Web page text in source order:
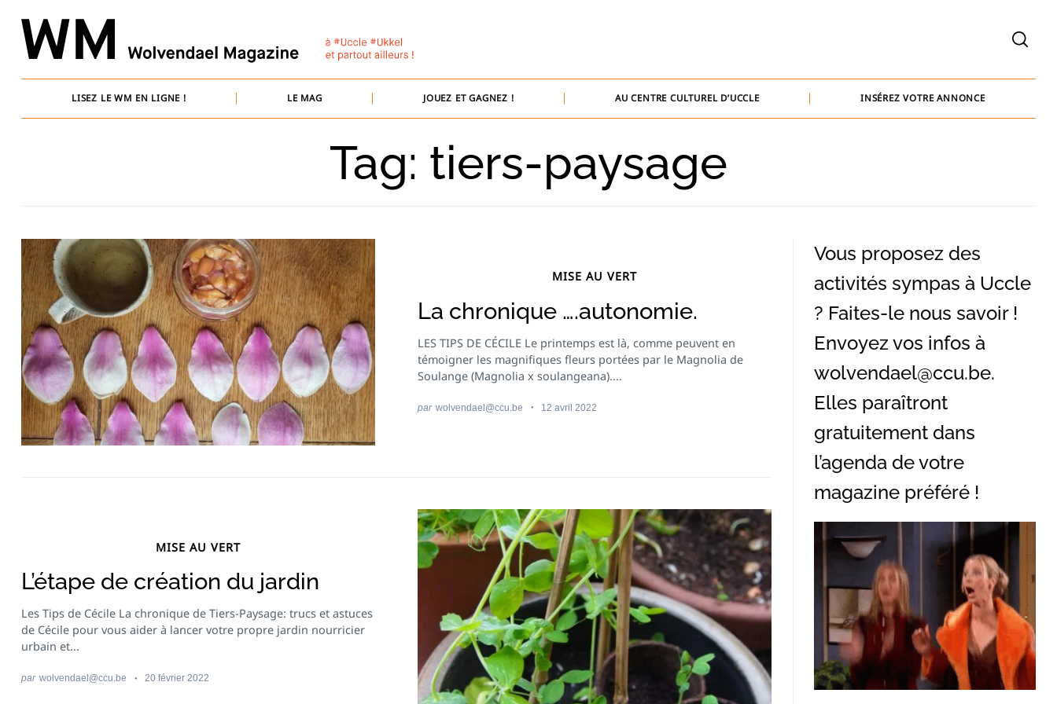
content
LISEZ LE WM EN LIGNE ! LE MAG JOUEZ ET GAGNEZ ! AU CENTRE CULTUREL D’UCCLE INSÉREZ VOTRE ANNONCE
bernard@baammedia.be
jennifer@baammedia.be
Tag: tiers-paysage
MISE AU VERT
La chronique ….autonomie.
LES TIPS DE CÉCILE Le printemps est là, comme peuvent en
témoigner les magnifiques fleurs portées par le Magnolia de
Soulange (Magnolia x soulangeana)....
par wolvendael@ccu.be 12 avril 2022
MISE AU VERT
L’étape de création du jardin
Les Tips de Cécile La chronique de Tiers-Paysage: trucs et astuces
de Cécile pour vous aider à lancer votre propre jardin nourricier
urbain et...
par wolvendael@ccu.be 20 février 2022
Vous proposez des
activités sympas à Uccle
? Faites-le nous savoir !
Envoyez vos infos à
wolvendael@ccu.be.
Elles paraîtront
gratuitement dans
l’agenda de votre
magazine préféré !
Recherche
pour